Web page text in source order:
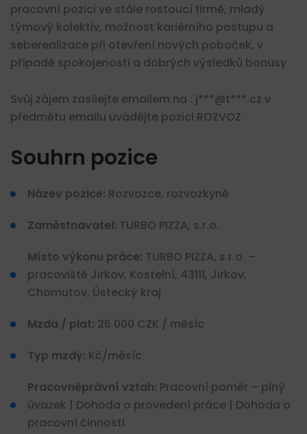
pracovní pozici ve stále rostoucí firmě, mladý
týmový kolektiv, možnost kariérního postupu a
seberealizace při otevření nových poboček, v
případě spokojenosti a dobrých výsledků bonusy
Svůj zájem zasílejte emailem na : j***@t***.cz v
předmětu emailu uvádějte pozici ROZVOZ
Souhrn pozice
Název pozice: Rozvozce, rozvozkyně
Zaměstnavatel: TURBO PIZZA, s.r.o.
Místo výkonu práce: TURBO PIZZA, s.r.o. –
pracoviště Jirkov, Kostelní, 43111, Jirkov,
Chomutov, Ústecký kraj
Mzda / plat: 26 000 CZK / měsíc
Typ mzdy: Kč/měsíc
Pracovněprávní vztah: Pracovní poměr – plný
úvazek | Dohoda o provedení práce | Dohoda o
pracovní činnosti